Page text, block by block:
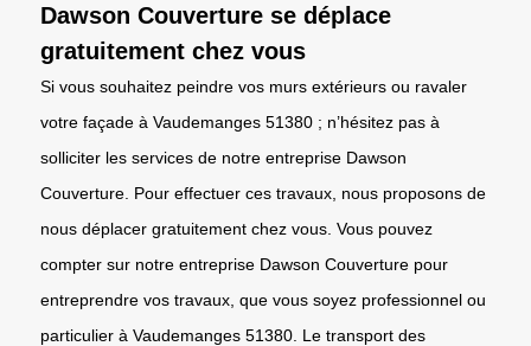
Dawson Couverture se déplace
gratuitement chez vous
Si vous souhaitez peindre vos murs extérieurs ou ravaler
votre façade à Vaudemanges 51380 ; n’hésitez pas à
solliciter les services de notre entreprise Dawson
Couverture. Pour effectuer ces travaux, nous proposons de
nous déplacer gratuitement chez vous. Vous pouvez
compter sur notre entreprise Dawson Couverture pour
entreprendre vos travaux, que vous soyez professionnel ou
particulier à Vaudemanges 51380. Le transport des